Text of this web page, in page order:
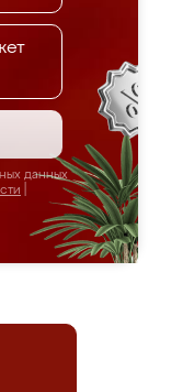
данных